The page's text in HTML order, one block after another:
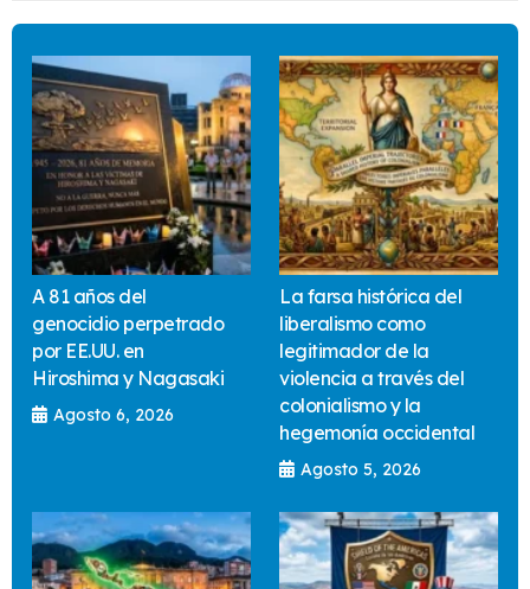
A 81 años del
genocidio perpetrado
por EE.UU. en
Hiroshima y Nagasaki
Agosto 6, 2026
La farsa histórica del
liberalismo como
legitimador de la
violencia a través del
colonialismo y la
hegemonía occidental
Agosto 5, 2026